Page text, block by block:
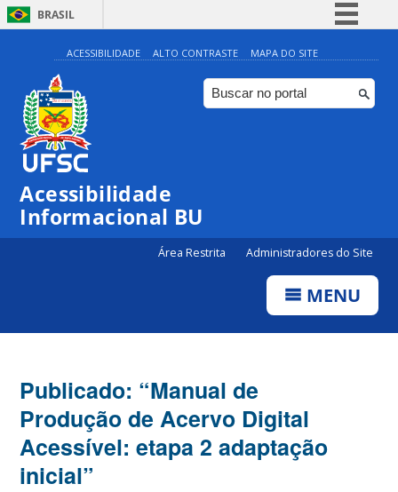
BRASIL
Simplifique!
Comunica BR
Participe
ACESSIBILIDADE ALTO CONTRASTE MAPA DO SITE
Acessibilidade
Informacional BU
Área Restrita Administradores do Site
MENU
Publicado: “Manual de
Produção de Acervo Digital
Acessível: etapa 2 adaptação
inicial”